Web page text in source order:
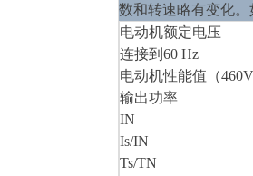
数和转速略有变化
电动机额定电压
连接到60 Hz
电动机性能值（
输出功率
IN
Is/IN
Ts/TN